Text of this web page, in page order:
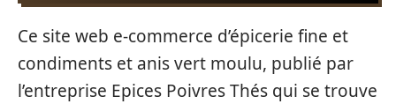
Ce site web e-commerce d’épicerie fine et
condiments et anis vert moulu, publié par
l’entreprise Epices Poivres Thés qui se trouve